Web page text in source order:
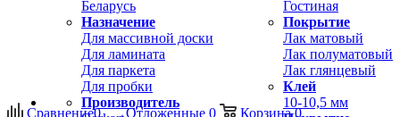
Беларусь
Гостиная
Назначение
Для массивной доски
Для ламината
Для паркета
Для пробки
Покрытие
Лак матовый
Лак полуматовый
Лак глянцевый
Клей
Производитель
10-10,5 мм
Сравнение0 Отложенные 0 Корзина 0